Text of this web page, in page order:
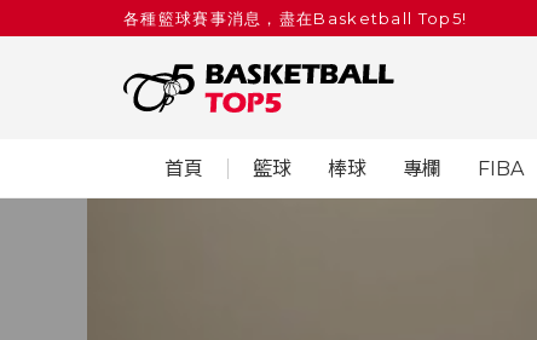
各種籃球賽事消息，盡在Basketball Top5!
首頁 籃球 棒球 專欄 FIBA